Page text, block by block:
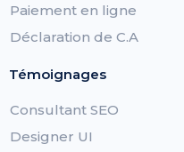
Paiement en ligne
Déclaration de C.A
Témoignages
Consultant SEO
Designer UI